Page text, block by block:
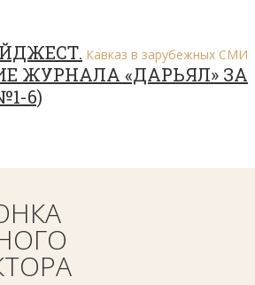
Кавказ в зарубежных СМИ
ЖУРНАЛА «ДАРЬЯЛ» ЗА
6)